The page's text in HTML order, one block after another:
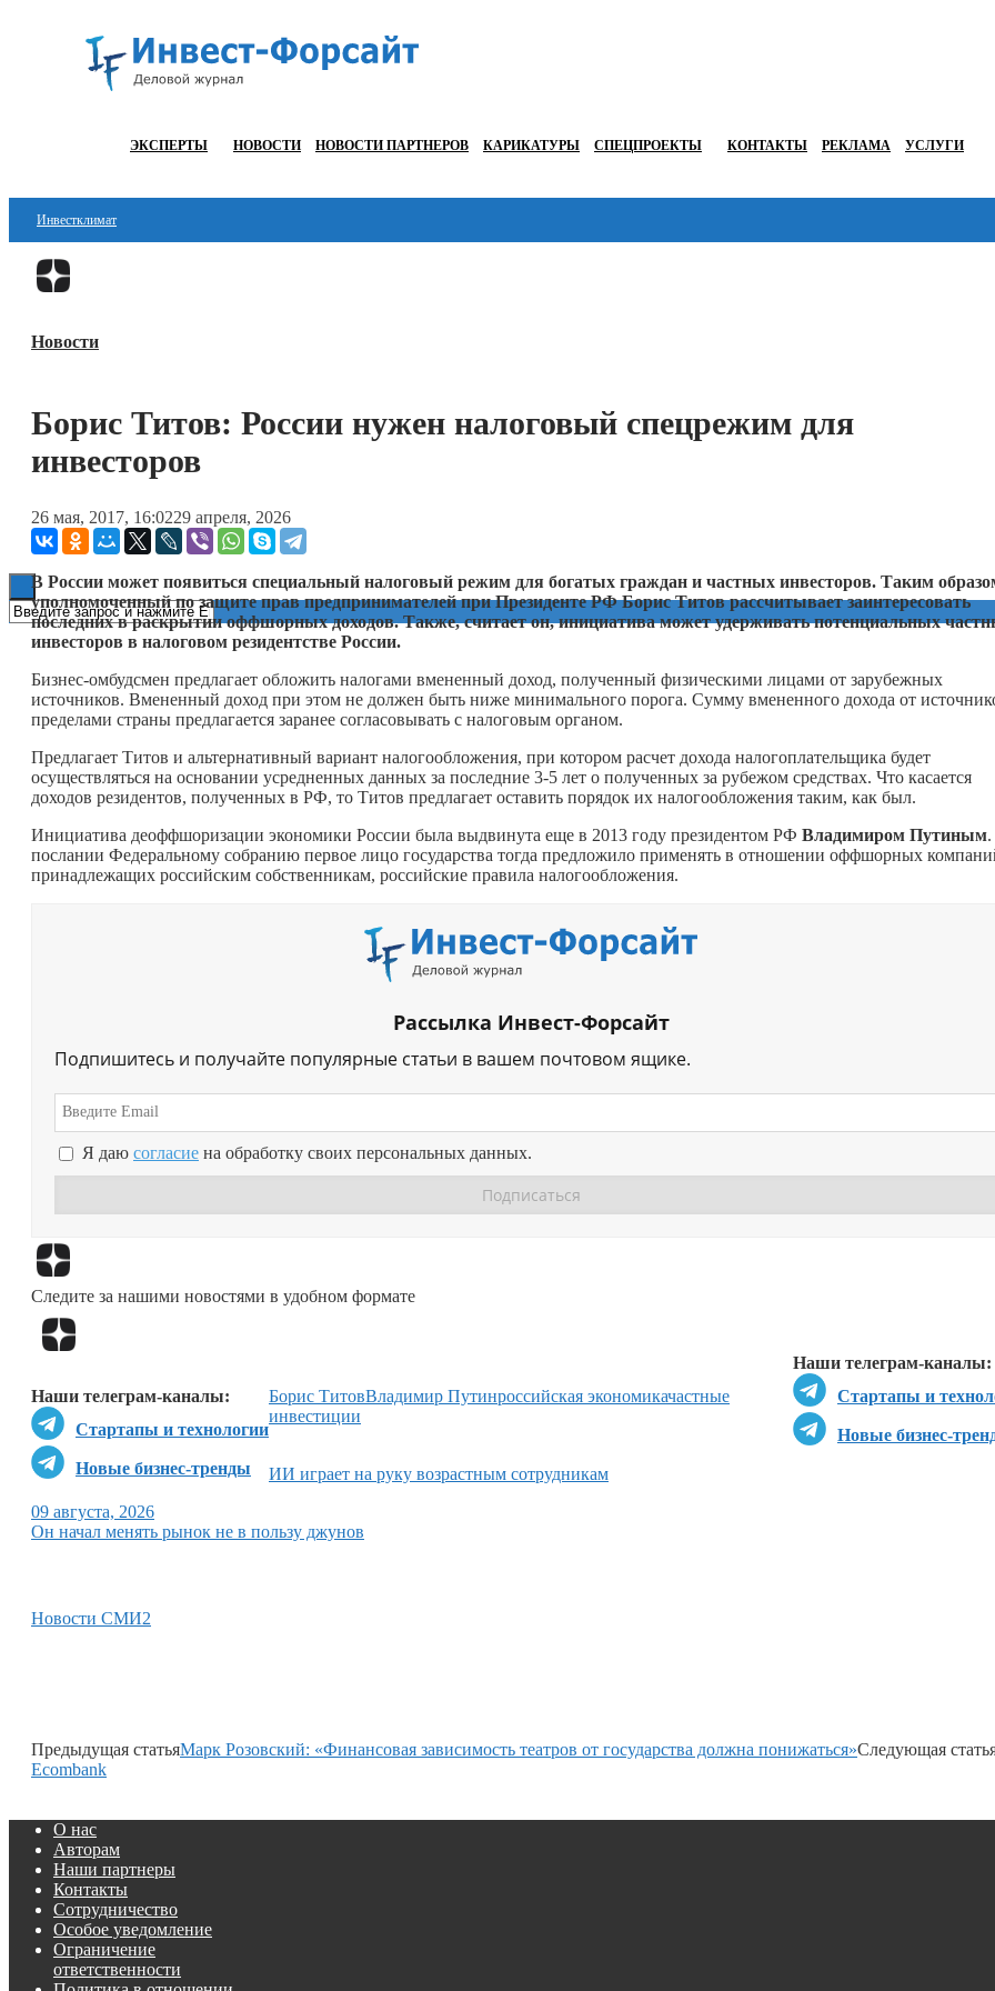
ЭКСПЕРТЫ НОВОСТИ НОВОСТИ ПАРТНЕРОВ КАРИКАТУРЫ СПЕЦПРОЕКТЫ КОНТАКТЫ РЕКЛАМА УСЛУГИ
Инвестклимат
Финансы
Блокчейн
Технологии
Книги
Новости
Борис Титов: России нужен налоговый спецрежим для
инвесторов
26 мая, 2017, 16:0229 апреля, 2026
В России может появиться специальный налоговый режим для богатых граждан и частных инвесторов. Таким
уполномоченный по защите прав предпринимателей при Президенте РФ Борис Титов рассчитывает заинтересовать
последних в раскрытии оффшорных доходов. Также, считает он, инициатива может удерживать потенциальных
инвесторов в налоговом резидентстве России.
Бизнес-омбудсмен предлагает обложить налогами вмененный доход, полученный физическими лицами от зарубежных
источников. Вмененный доход при этом не должен быть ниже минимального порога. Сумму вмененного дохода от
пределами страны предлагается заранее согласовывать с налоговым органом.
Предлагает Титов и альтернативный вариант налогообложения, при котором расчет дохода налогоплательщика будет
осуществляться на основании усредненных данных за последние 3-5 лет о полученных за рубежом средствах. Что касается
доходов резидентов, полученных в РФ, то Титов предлагает оставить порядок их налогообложения таким, как был.
Инициатива деоффшоризации экономики России была выдвинута еще в 2013 году президентом РФ Владимиром Путиным
послании Федеральному собранию первое лицо государства тогда предложило применять в отношении оффшорных
принадлежащих российским собственникам, российские правила налогообложения.
Рассылка Инвест-Форсайт
Подпишитесь и получайте популярные статьи в вашем почтовом ящике.
Я даю согласие на обработку своих персональных данных.
Следите за нашими новостями в удобном формате
Наши телеграм-каналы:
Стартапы и
Новые бизнес-
Наши телеграм-каналы:
Стартапы и технологии
Новые бизнес-тренды
Борис ТитовВладимир Путинроссийская экономикачастные
инвестиции
ИИ играет на руку возрастным сотрудникам
09 августа, 2026
Он начал менять рынок не в пользу джунов
Новости СМИ2
Предыдущая статьяМарк Розовский: «Финансовая зависимость театров от государства должна понижаться»Следующая
Ecombank
О нас
Авторам
Наши партнеры
Контакты
Сотрудничество
Особое уведомление
Ограничение
ответственности